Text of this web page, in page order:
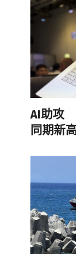
AI助攻
同期新